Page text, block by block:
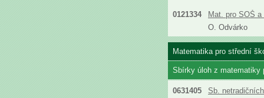
0121334
Mat. pro SOŠ
O. Odvárko
Matematika pro střední
Sbírky úloh z matematiky
0631405
Sb.